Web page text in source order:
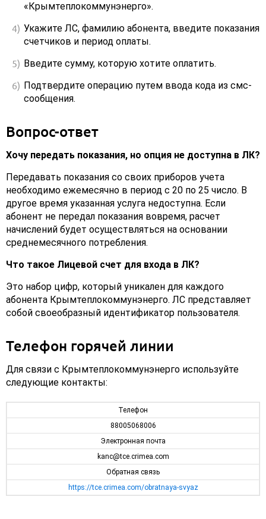
«Крымтеплокоммунэнерго».
Укажите ЛС, фамилию абонента, введите показания
счетчиков и период оплаты.
Введите сумму, которую хотите оплатить.
Подтвердите операцию путем ввода кода из смс-
сообщения.
Вопрос-ответ
Хочу передать показания, но опция не доступна в ЛК?
Передавать показания со своих приборов учета
необходимо ежемесячно в период с 20 по 25 число. В
другое время указанная услуга недоступна. Если
абонент не передал показания вовремя, расчет
начислений будет осуществляться на основании
среднемесячного потребления.
Что такое Лицевой счет для входа в ЛК?
Это набор цифр, который уникален для каждого
абонента Крымтеплокоммунэнерго. ЛС представляет
собой своеобразный идентификатор пользователя.
Телефон горячей линии
Для связи с Крымтеплокоммунэнерго используйте
следующие контакты:
Телефон
88005068006
Электронная почта
kanc@tce.crimea.com
Обратная связь
https://tce.crimea.com/obratnaya-svyaz